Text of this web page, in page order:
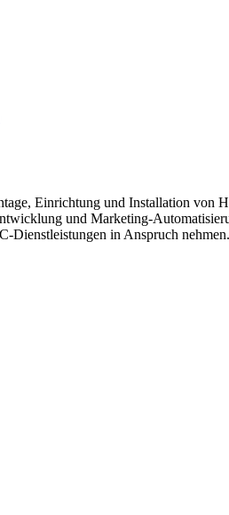
Einrichtung und Installation von
und Marketing-
in Anspruch